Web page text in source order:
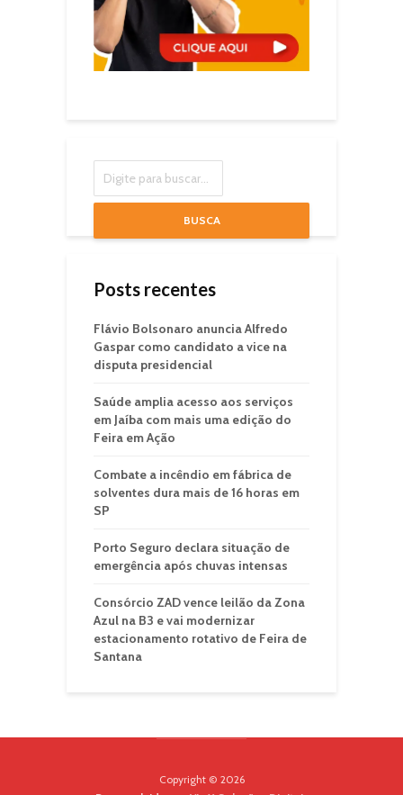
BUSCA
Posts recentes
Flávio Bolsonaro anuncia Alfredo
Gaspar como candidato a vice na
disputa presidencial
Saúde amplia acesso aos serviços
em Jaíba com mais uma edição do
Feira em Ação
Combate a incêndio em fábrica de
solventes dura mais de 16 horas em
SP
Porto Seguro declara situação de
emergência após chuvas intensas
Consórcio ZAD vence leilão da Zona
Azul na B3 e vai modernizar
estacionamento rotativo de Feira de
Santana
Copyright © 2026